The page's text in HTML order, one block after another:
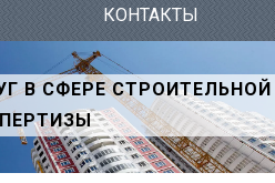
КОН­ТАКТЫ
В СФЕРЕ СТРОИТЕЛЬНОЙ